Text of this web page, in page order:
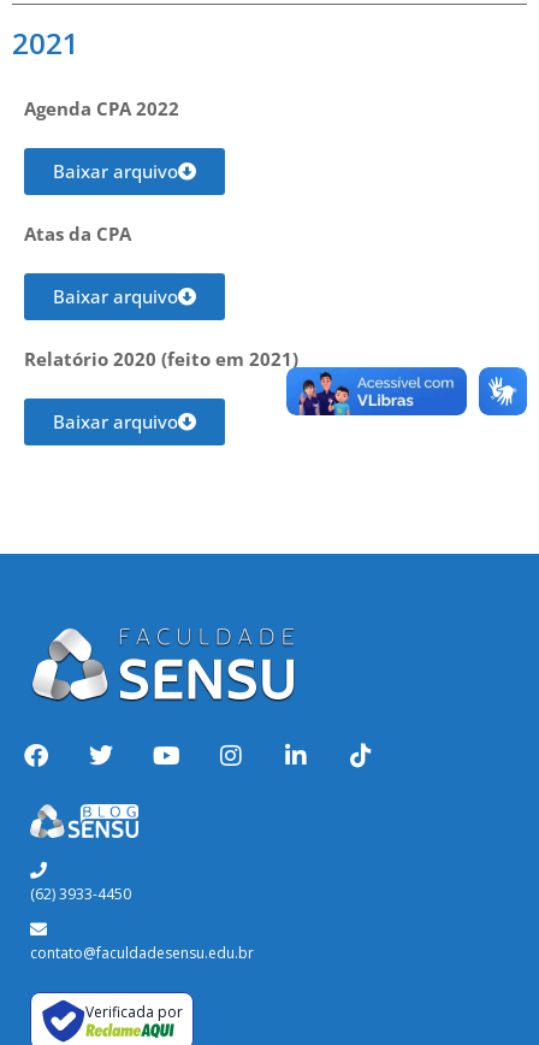
2021
Agenda CPA 2022
Baixar arquivo
Atas da CPA
Baixar arquivo
Relatório 2020 (feito em 2021)
Baixar arquivo
(62) 3933-4450
contato@faculdadesensu.edu.br
Verificada por